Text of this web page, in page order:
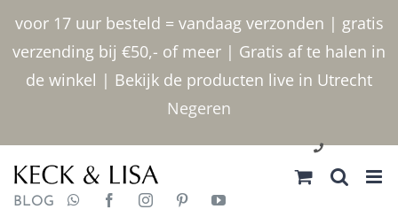
voor 17 uur besteld = vandaag verzonden | gratis
verzending bij €50,- of meer | Gratis af te halen in
de winkel | Bekijk de producten live in Utrecht
Negeren
inhoud
030 2400000
BLOG